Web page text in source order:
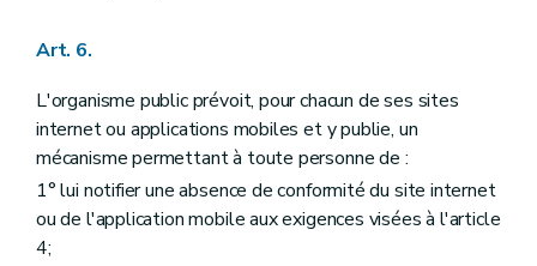
Art. 6.
L'organisme public prévoit, pour chacun de ses sites
internet ou applications mobiles et y publie, un
mécanisme permettant à toute personne de :
1° lui notifier une absence de conformité du site internet
ou de l'application mobile aux exigences visées à l'article
4;